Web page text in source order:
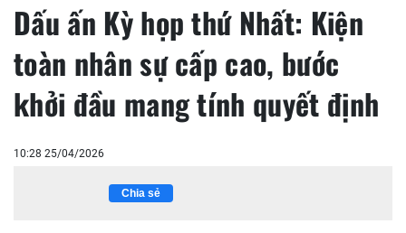
Dấu ấn Kỳ họp thứ Nhất: Kiện
toàn nhân sự cấp cao, bước
khởi đầu mang tính quyết định
10:28 25/04/2026
Chia sẻ